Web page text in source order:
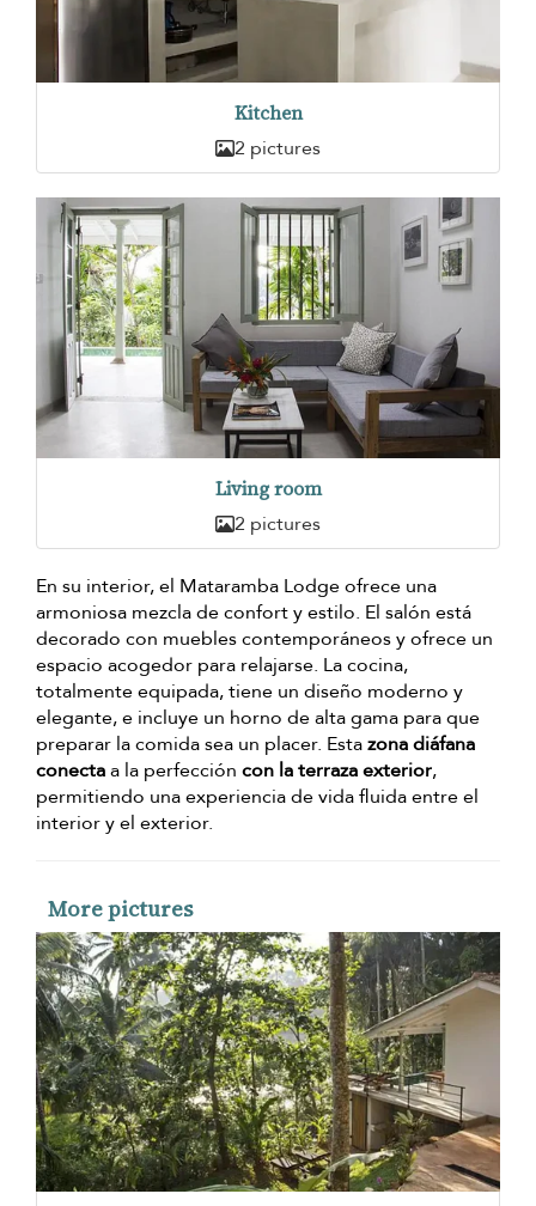
Kitchen
2 pictures
Living room
2 pictures
En su interior, el Mataramba Lodge ofrece una
armoniosa mezcla de confort y estilo. El salón está
decorado con muebles contemporáneos y ofrece un
espacio acogedor para relajarse. La cocina,
totalmente equipada, tiene un diseño moderno y
elegante, e incluye un horno de alta gama para que
preparar la comida sea un placer. Estazona diáfana
conectaa la perfección con la terraza exterior,
permitiendo una experiencia de vida fluida entre el
interior y el exterior.
More pictures